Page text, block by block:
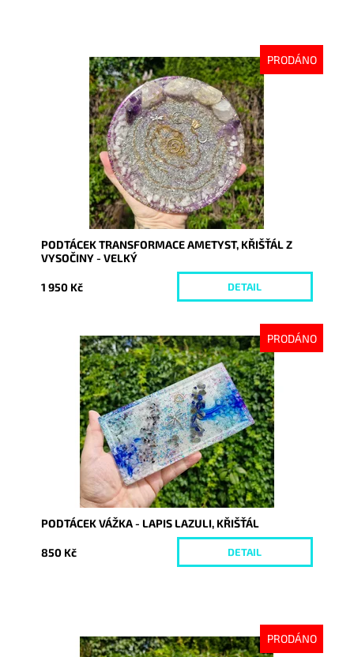
PRODÁNO
Dostupnost:
Vyprodáno
10238
PODTÁCEK TRANSFORMACE AMETYST, KŘIŠŤÁL Z
VYSOČINY - VELKÝ
1 950 Kč DETAIL
PRODÁNO
Dostupnost:
Vyprodáno
10295
PODTÁCEK VÁŽKA - LAPIS LAZULI, KŘIŠŤÁL
850 Kč DETAIL
PRODÁNO